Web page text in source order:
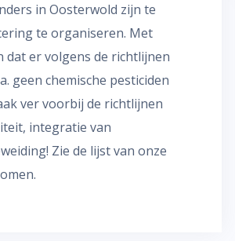
in Oosterwold zijn te
te organiseren. Met
dat er volgens de richtlijnen
geen chemische pesticiden
ver voorbij de richtlijnen
integratie van
Zie de lijst van onze